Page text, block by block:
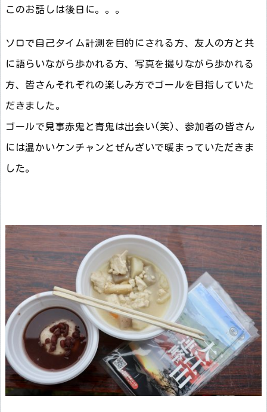
このお話しは後日に。。。
ソロで自己タイム計測を目的にされる方、友人の方と共
に語らいながら歩かれる方、写真を撮りながら歩かれる
方、皆さんそれぞれの楽しみ方でゴールを目指していた
だきました。
ゴールで見事赤鬼と青鬼は出会い(笑)、参加者の皆さん
には温かいケンチャンとぜんざいで暖まっていただきま
した。